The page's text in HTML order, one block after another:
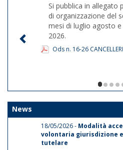
Si pubblica in allegato
di organizzazione del
mesi di luglio agosto
2026.
Ods n. 16-26
1/5
News
18/05/2026 - Modalità
volontaria giurisdizione
tutelare